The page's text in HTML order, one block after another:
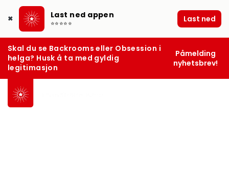
✖ Last ned appen
⭐⭐⭐⭐⭐ Last ned
Skal du se Backrooms eller Obsession i
helga? Husk å ta med gyldig
legitimasjon
Påmelding
nyhetsbrev!